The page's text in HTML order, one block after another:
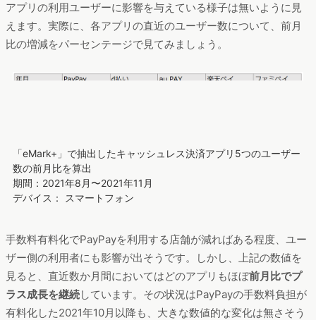
アプリの利用ユーザーに影響を与えている様子は無いように見
えます。実際に、各アプリの直近のユーザー数について、前月
比の増減をパーセンテージで見てみましょう。
「eMark+」で抽出したキャッシュレス決済アプリ5つのユーザー
数の前月比を算出
期間：2021年8月〜2021年11月
デバイス： スマートフォン
手数料有料化でPayPayを利用する店舗が減ればある程度、ユー
ザー側の利用者にも影響が出そうです。しかし、上記の数値を
見ると、直近数か月間においてはどのアプリもほぼ前月比でプ
ラス成長を継続しています。その状況はPayPayの手数料負担が
有料化した2021年10月以降も、大きな数値的な変化は無さそう